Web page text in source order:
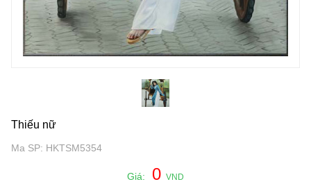
Thiếu nữ
Ma SP: HKTSM5354
Giá: 0 VND